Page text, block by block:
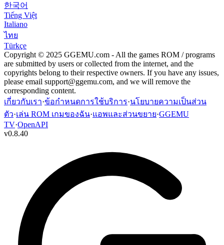
한국어
Tiếng Việt
Italiano
ไทย
Türkçe
Copyright © 2025 GGEMU.com - All the games ROM / programs
are submitted by users or collected from the internet, and the
copyrights belong to their respective owners. If you have any issues,
please email support@ggemu.com, and we will remove the
corresponding content.
เกี่ยวกับเรา·ข้อกำหนดการใช้บริการ·นโยบายความเป็นส่วน
ตัว·เล่น ROM เกมของฉัน·แอพและส่วนขยาย·GGEMU
TV·OpenAPI
v0.8.40